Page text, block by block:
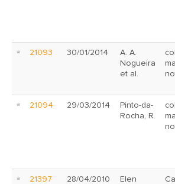
21093 30/01/2014
A. A.
Nogueira
et al.
21094 29/03/2014
Pinto-da-
Rocha, R.
21397 28/04/2010
Elen